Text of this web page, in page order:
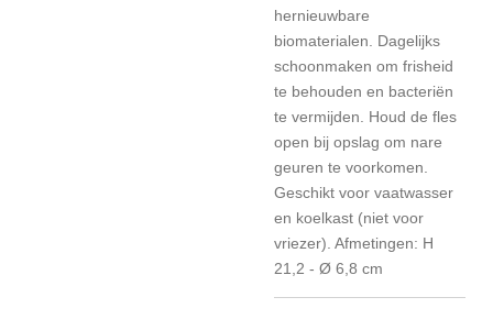
hernieuwbare
biomaterialen. Dagelijks
schoonmaken om frisheid
te behouden en bacteriën
te vermijden. Houd de fles
open bij opslag om nare
geuren te voorkomen.
Geschikt voor vaatwasser
en koelkast (niet voor
vriezer). Afmetingen: H
21,2 - Ø 6,8 cm